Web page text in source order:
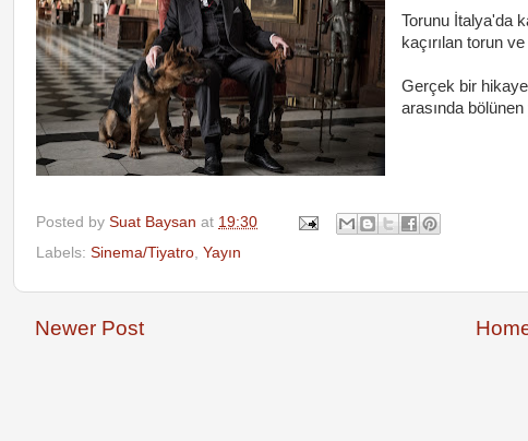
Torunu İtalya'da
kaçırılan torun
Gerçek bir
arasında
Posted by Suat Baysan at 19:30
Labels: Sinema/Tiyatro Yayın
Newer Post